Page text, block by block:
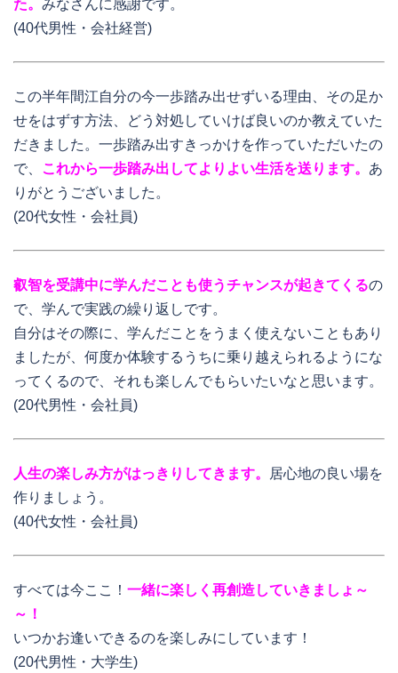
た。 みなさんに感謝です。
(40代男性・会社経営)
この半年間江自分の今一歩踏み出せずいる理由、その足か
せをはずす方法、どう対処していけば良いのか教えていた
だきました。一歩踏み出すきっかけを作っていただいたの
で、 これから一歩踏み出してよりよい生活を送ります。 あ
りがとうございました。
(20代女性・会社員)
叡智を受講中に学んだことも使うチャンスが起きてくるの
で、学んで実践の繰り返しです。
自分はその際に、学んだことをうまく使えないこともあり
ましたが、何度か体験するうちに乗り越えられるようにな
ってくるので、それも楽しんでもらいたいなと思います。
(20代男性・会社員)
人生の楽しみ方がはっきりしてきます。
居心地の良い場を
作りましょう。
(40代女性・会社員)
すべては今ここ！ 一緒に楽しく再創造していきましょ～
～！
いつかお逢いできるのを楽しみにしています！
(20代男性・大学生)